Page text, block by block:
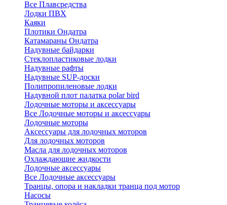
Все Плавсредства
Лодки ПВХ
Каяки
Плотики Ондатра
Катамараны Ондатра
Надувные байдарки
Стеклопластиковые лодки
Надувные рафты
Надувные SUP-доски
Полипропиленовые лодки
Надувной плот палатка polar bird
Лодочные моторы и аксессуары
Все Лодочные моторы и аксессуары
Лодочные моторы
Аксессуары для лодочных моторов
Для лодочных моторов
Масла для лодочных моторов
Охлаждающие жидкости
Лодочные аксессуары
Все Лодочные аксессуары
Транцы, опора и накладки транца под мотор
Насосы